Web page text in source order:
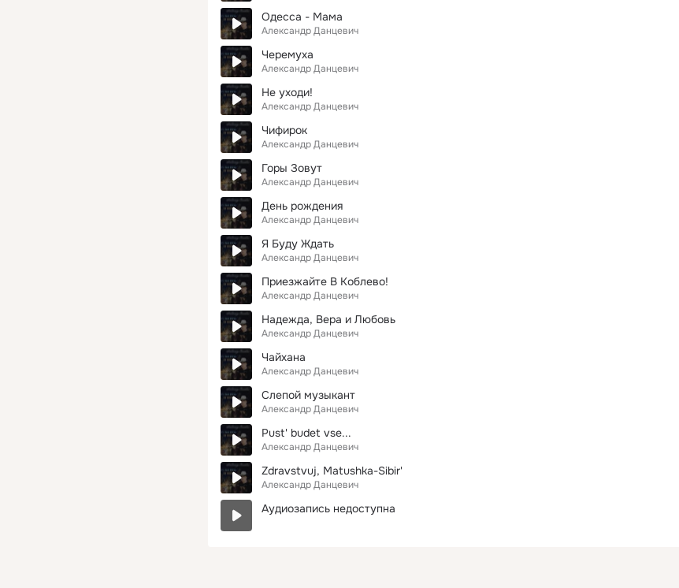
Одесса - Мама
Александр Данцевич
Черемуха
Александр Данцевич
Не уходи!
Александр Данцевич
Чифирок
Александр Данцевич
Горы Зовут
Александр Данцевич
День рождения
Александр Данцевич
Я Буду Ждать
Александр Данцевич
Приезжайте В Коблево!
Александр Данцевич
Надежда, Вера и Любовь
Александр Данцевич
Чайхана
Александр Данцевич
Слепой музыкант
Александр Данцевич
Pust' budet vse...
Александр Данцевич
Zdravstvuj, Matushka-Sibir'
Александр Данцевич
Аудиозапись недоступна